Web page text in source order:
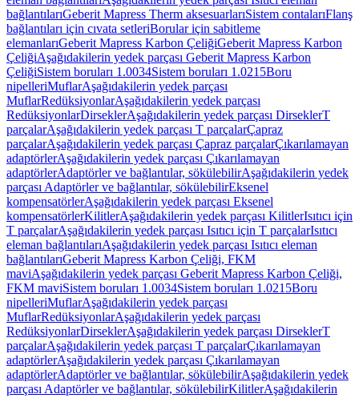
bağlantılarıGeberit Mapress Therm aksesuarlarıSistem contalarıFlanş
bağlantıları için cıvata setleriBorular için sabitleme
elemanlarıGeberit Mapress Karbon ÇeliğiGeberit Mapress Karbon
ÇeliğiAşağıdakilerin yedek parçası Geberit Mapress Karbon
ÇeliğiSistem boruları 1.0034Sistem boruları 1.0215Boru
nipelleriMuflarAşağıdakilerin yedek parçası
MuflarRedüksiyonlarAşağıdakilerin yedek parçası
RedüksiyonlarDirseklerAşağıdakilerin yedek parçası DirseklerT
parçalarAşağıdakilerin yedek parçası T parçalarÇapraz
parçalarAşağıdakilerin yedek parçası Çapraz parçalarÇıkarılamayan
adaptörlerAşağıdakilerin yedek parçası Çıkarılamayan
adaptörlerAdaptörler ve bağlantılar, sökülebilirAşağıdakilerin yedek
parçası Adaptörler ve bağlantılar, sökülebilirEksenel
kompensatörlerAşağıdakilerin yedek parçası Eksenel
kompensatörlerKilitlerAşağıdakilerin yedek parçası KilitlerIsıtıcı için
T parçalarAşağıdakilerin yedek parçası Isıtıcı için T parçalarIsıtıcı
eleman bağlantılarıAşağıdakilerin yedek parçası Isıtıcı eleman
bağlantılarıGeberit Mapress Karbon Çeliği, FKM
maviAşağıdakilerin yedek parçası Geberit Mapress Karbon Çeliği,
FKM maviSistem boruları 1.0034Sistem boruları 1.0215Boru
nipelleriMuflarAşağıdakilerin yedek parçası
MuflarRedüksiyonlarAşağıdakilerin yedek parçası
RedüksiyonlarDirseklerAşağıdakilerin yedek parçası DirseklerT
parçalarAşağıdakilerin yedek parçası T parçalarÇıkarılamayan
adaptörlerAşağıdakilerin yedek parçası Çıkarılamayan
adaptörlerAdaptörler ve bağlantılar, sökülebilirAşağıdakilerin yedek
parçası Adaptörler ve bağlantılar, sökülebilirKilitlerAşağıdakilerin